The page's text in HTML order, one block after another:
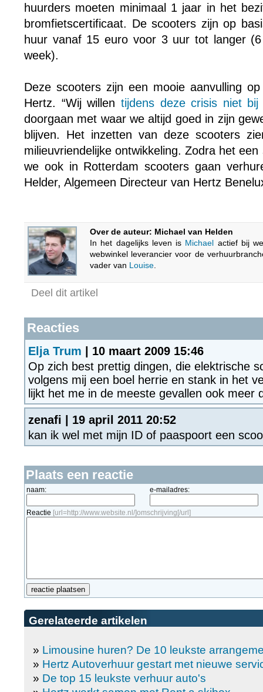
huurders moeten minimaal 1 jaar in het
bromfietscertificaat. De scooters zijn op
huur vanaf 15 euro voor 3 uur tot langer
week).
Deze scooters zijn een mooie aanvulling
Hertz. “Wij willen tijdens deze crisis niet
doorgaan met waar we altijd goed in zijn
blijven. Het inzetten van deze scooters
milieuvriendelijke ontwikkeling. Zodra het
we ook in Rotterdam scooters gaan
Helder, Algemeen Directeur van Hertz
Over de auteur: Michael van Helden
In het dagelijks leven is Michael actief bij
webwinkel leverancier voor de
vader van Louise
Deel dit artikel
Reacties
Elja Trum | 10 maart 2009 15:46
Op zich best prettig dingen, die elektrische
volgens mij een boel herrie en stank in het
lijkt het me in de meeste gevallen ook meer
zenafi | 19 april 2011 20:52
kan ik wel met mijn ID of paaspoort een
Plaats een reactie
naam: e-mailadres:
Reactie [url=http://www.website.nl/]omschrijving[/url]
Gerelateerde artikelen
» Limousine huren? De 10 leukste
» Hertz Autoverhuur gestart met nieuwe
» De top 15 leukste verhuur auto's